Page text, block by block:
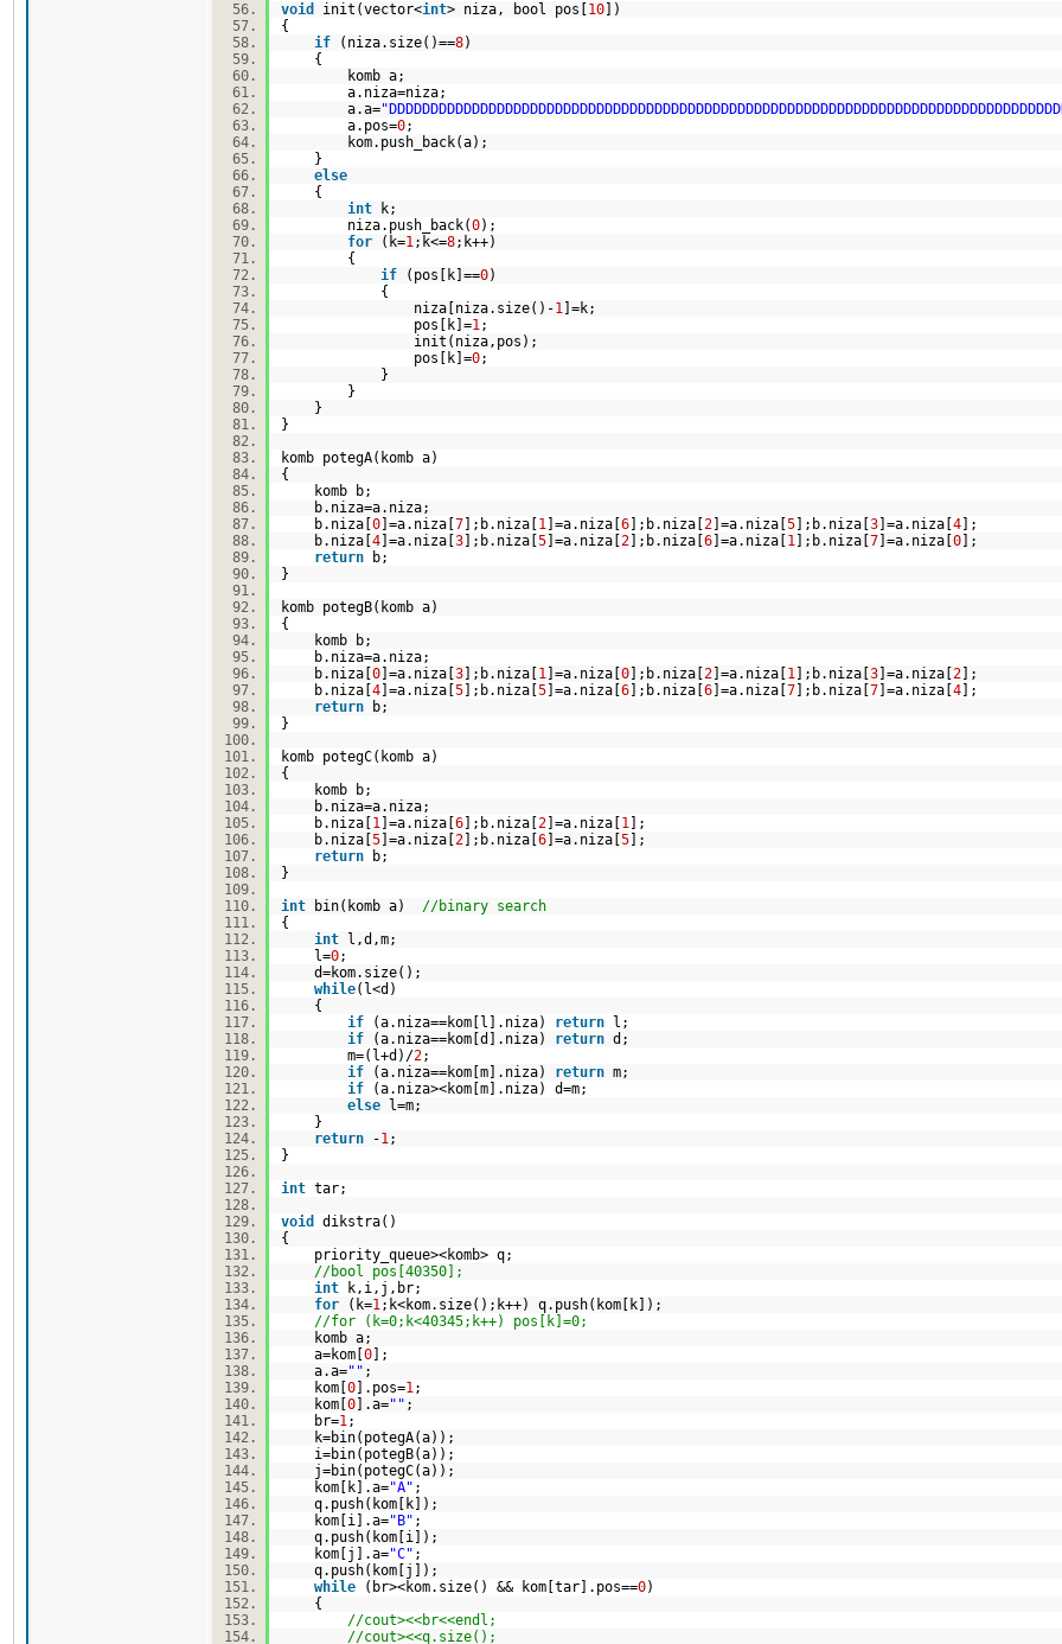
void
init(vector<int> niza, bool pos[ 10 ])
{
if (niza.size()==8)
{
komb a;
a.niza=niza;
a.a=
a.pos=0;
kom.push_back(a);
}
else
{
int k;
niza.push_back(0);
for (k=1;k<=8;k++)
{
if (pos[k]==0)
{
niza[niza.size()-1 ]=k;
pos[k]=1;
init(niza,pos);
pos[k]=0;
}
}
}
}
komb potegA(komb a)
{
komb b;
b.niza=a.niza;
b.niza[ 0 ]=a.niza[ 7 ];b.niza[ 1 ]=a.niza[ 6 ];b.niza[ 2 ]=a.niza[ 5 ];b.niza[ 3 ]=a.niza[ 4 ];
b.niza[ 4 ]=a.niza[ 3 ];b.niza[ 5 ]=a.niza[ 2 ];b.niza[ 6 ]=a.niza[ 1 ];b.niza[ 7 ]=a.niza[ 0 ];
return b;
}
komb potegB(komb a)
{
komb b;
b.niza=a.niza;
b.niza[ 0 ]=a.niza[ 3 ];b.niza[ 1 ]=a.niza[ 0 ];b.niza[ 2 ]=a.niza[ 1 ];b.niza[ 3 ]=a.niza[ 2 ];
b.niza[ 4 ]=a.niza[ 5 ];b.niza[ 5 ]=a.niza[ 6 ];b.niza[ 6 ]=a.niza[ 7 ];b.niza[ 7 ]=a.niza[ 4 ];
return b;
}
komb potegC(komb a)
{
komb b;
b.niza=a.niza;
b.niza[ 1 ]=a.niza[ 6 ];b.niza[ 2 ]=a.niza[ 1 ];
b.niza[ 5 ]=a.niza[ 2 ];b.niza[ 6 ]=a.niza[ 5 ];
return b;
}
int bin(komb a) //binary search
{
int l,d,m;
l=0;
d=kom.size();
while(l<d)
{
if (a.niza==kom[l].niza) return l;
if (a.niza==kom[d].niza) return d;
m=(l+d)/2;
if (a.niza==kom[m].niza) return m;
if (a.niza><kom[m].niza) d=m;
else l=m;
}
return -1;
}
int tar;
void
dikstra()
{
priority_queue><komb> q;
//bool pos[40350];
int k,i,j,br;
for (k=1;k<kom.size();k++) q.push(kom[k]);
//for (k=0;k<40345;k++) pos[k]=0;
komb a;
a=kom[ 0 ];
a.a="" ;
kom[ 0 ].pos=1;
kom[ 0 ].a="" ;
br=1;
k=bin(potegA(a));
i=bin(potegB(a));
j=bin(potegC(a));
kom[k].a="A" ;
q.push(kom[k]);
kom[i].a="B" ;
q.push(kom[i]);
kom[j].a="C" ;
q.push(kom[j]);
while (br><kom.size() && kom[tar].pos==0)
{
//cout><<br<<endl;
//cout><<q.size();